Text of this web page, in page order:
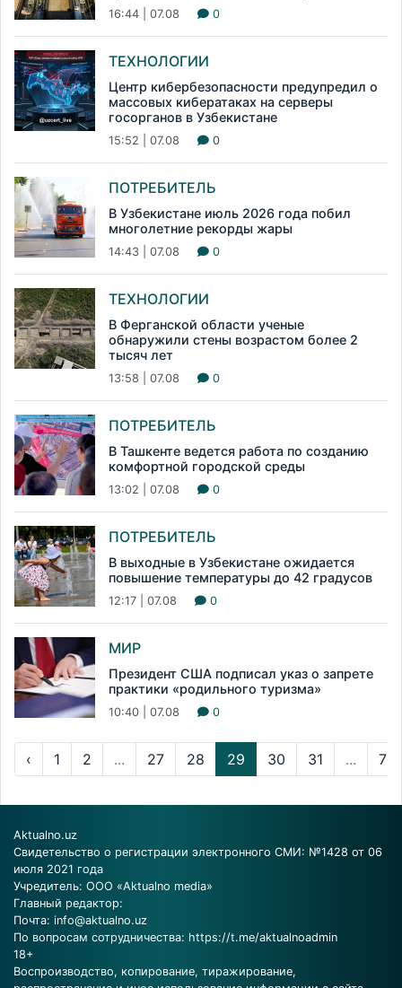
16:44 | 07.08 0
ТЕХНОЛОГИИ
Центр кибербезопасности предупредил о
массовых кибератаках на серверы
госорганов в Узбекистане
15:52 | 07.08 0
ПОТРЕБИТЕЛЬ
В Узбекистане июль 2026 года побил
многолетние рекорды жары
14:43 | 07.08 0
ТЕХНОЛОГИИ
В Ферганской области ученые
обнаружили стены возрастом более 2
тысяч лет
13:58 | 07.08 0
ПОТРЕБИТЕЛЬ
В Ташкенте ведется работа по созданию
комфортной городской среды
13:02 | 07.08 0
ПОТРЕБИТЕЛЬ
В выходные в Узбекистане ожидается
повышение температуры до 42 градусов
12:17 | 07.08 0
МИР
Президент США подписал указ о запрете
практики «родильного туризма»
10:40 | 07.08 0
‹ 1 2 ... 27 28 29 30 31 ... 72
Aktualno.uz
Свидетельство о регистрации электронного СМИ: №1428 от 06
июля 2021 года
Учредитель: ООО «Aktualno media»
Главный редактор:
Почта: info@aktualno.uz
По вопросам сотрудничества: https://t.me/aktualnoadmin
18+
Воспроизводство, копирование, тиражирование,